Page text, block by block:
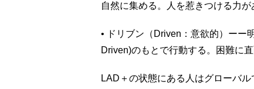
自然に集める。人を惹きつける力が
• ドリブン（Driven：意欲的）ーー
Driven)のもとで行動する。困難に
LAD＋の状態にある人はグローバ